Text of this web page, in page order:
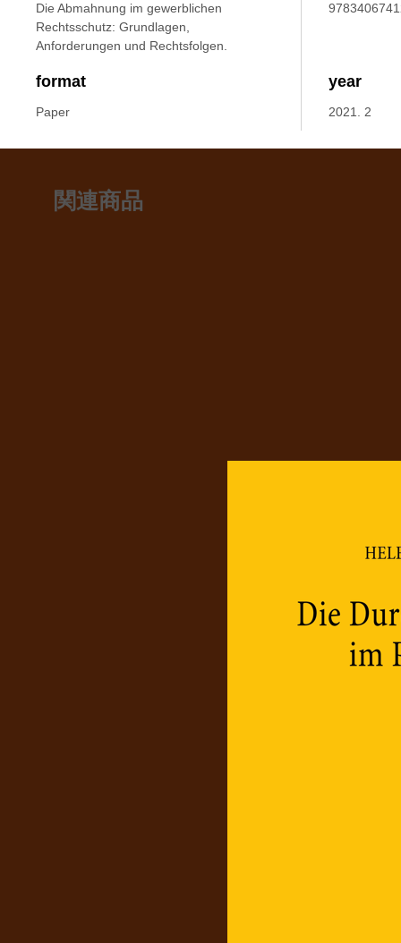
Die Abmahnung im gewerblichen
Rechtsschutz: Grundlagen,
Anforderungen und Rechtsfolgen.
format
Paper
year
2021. 2
関連商品